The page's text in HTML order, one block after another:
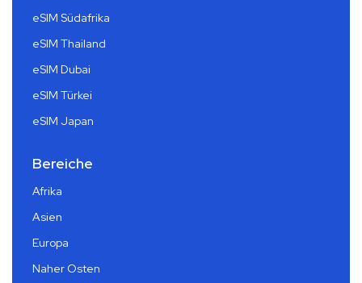
eSIM Südafrika
eSIM Thailand
eSIM Dubai
eSIM Türkei
eSIM Japan
Bereiche
Afrika
Asien
Europa
Naher Osten